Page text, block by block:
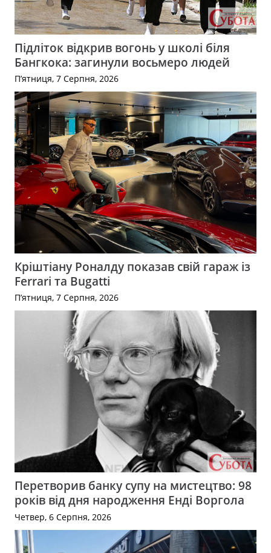
Підліток відкрив вогонь у школі біля
Бангкока: загинули восьмеро людей
П’ятниця, 7 Серпня, 2026
Кріштіану Роналду показав свій гараж із
Ferrari та Bugatti
П’ятниця, 7 Серпня, 2026
Перетворив банку супу на мистецтво: 98
років від дня народження Енді Воргола
Четвер, 6 Серпня, 2026